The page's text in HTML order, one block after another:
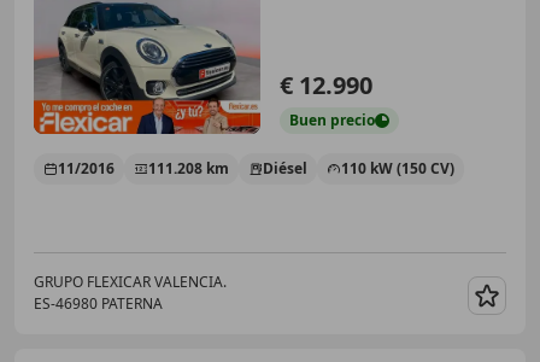
€ 12.990
Buen precio
11/2016 111.208 km Diésel 110 kW (150 CV)
GRUPO FLEXICAR VALENCIA.
ES-46980 PATERNA